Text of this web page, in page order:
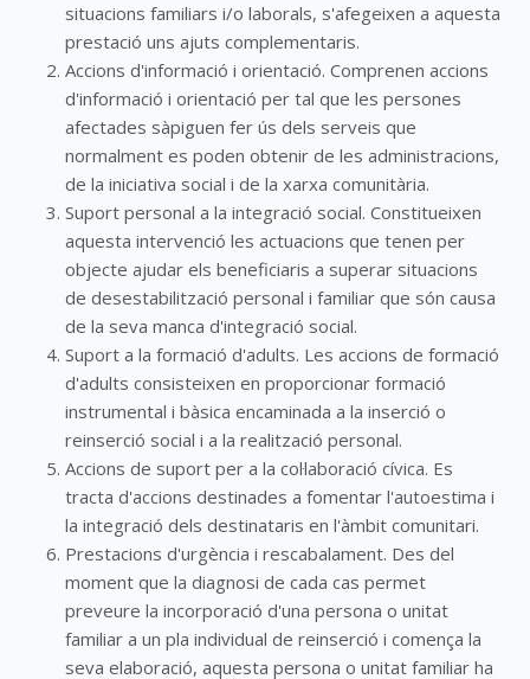
situacions familiars i/o laborals, s'afegeixen a aquesta
prestació uns ajuts complementaris.
Accions d'informació i orientació. Comprenen accions
d'informació i orientació per tal que les persones
afectades sàpiguen fer ús dels serveis que
normalment es poden obtenir de les administracions,
de la iniciativa social i de la xarxa comunitària.
Suport personal a la integració social. Constitueixen
aquesta intervenció les actuacions que tenen per
objecte ajudar els beneficiaris a superar situacions
de desestabilització personal i familiar que són causa
de la seva manca d'integració social.
Suport a la formació d'adults. Les accions de formació
d'adults consisteixen en proporcionar formació
instrumental i bàsica encaminada a la inserció o
reinserció social i a la realització personal.
Accions de suport per a la col·laboració cívica. Es
tracta d'accions destinades a fomentar l'autoestima i
la integració dels destinataris en l'àmbit comunitari.
Prestacions d'urgència i rescabalament. Des del
moment que la diagnosi de cada cas permet
preveure la incorporació d'una persona o unitat
familiar a un pla individual de reinserció i comença la
seva elaboració, aquesta persona o unitat familiar ha